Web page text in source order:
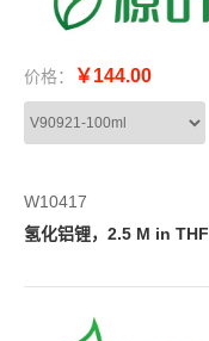
价格： ￥144.00
W10417
氢化铝锂，2.5 M in THF